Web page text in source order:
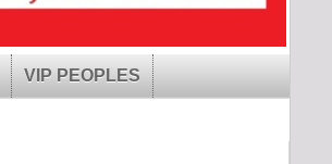
VIP PEOPLES